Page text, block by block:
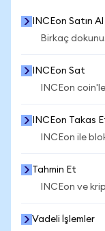
INCEon Satın Al
Birkaç
INCEon Sat
INCEon
INCEon Takas
INCEon ile
Tahmin Et
INCEon ve
Vadeli İşlemler